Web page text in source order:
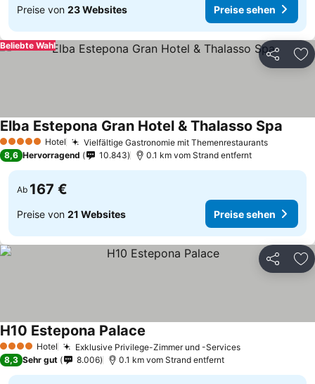
Preise von 23 Websites Preise sehen
Teilen
Beliebte Wahl
5 Sterne Hotel Vielfältige Gastronomie mit Themenrestaurants
Elba Estepona Gran Hotel & Thalasso Spa
8,6 Hervorragend 10.843 0.1 km vom Strand entfernt
Ab 167 €
Preise von 21 Websites Preise sehen
Teilen
4 Sterne Hotel Exklusive Privilege-Zimmer und -Services
H10 Estepona Palace
8,3 Sehr gut 8.006 0.1 km vom Strand entfernt